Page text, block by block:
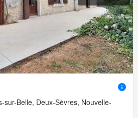
sur-Belle, Deux-Sèvres, Nouvelle-